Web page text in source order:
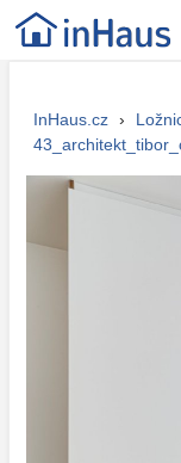
InHaus.cz ›